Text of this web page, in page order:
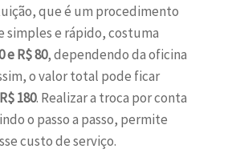
que é um procedimento
simples e rápido, costuma
e R$ 80, dependendo da oficina
o valor total pode ficar
180. Realizar a troca por conta
o passo a passo, permite
custo de serviço.